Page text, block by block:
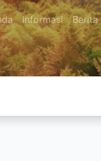
Informasi Berita